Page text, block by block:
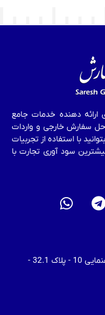
ارائه دهنده خدمات جامع
سفارش خارجی و واردات
با استفاده از تجربیات
سود آوری تجارت با
دفتر مرکزی: مشهد - بلوار احمدآباد - راهنمایی 10 - پلاک 32.1 -